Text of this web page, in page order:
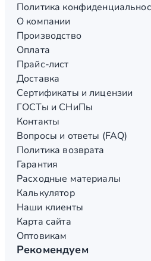
Политика
О компании
Производство
Оплата
Прайс-лист
Доставка
Сертификаты и лицензии
ГОСТы и СНиПы
Контакты
Вопросы и ответы (FAQ)
Политика возврата
Гарантия
Расходные материалы
Калькулятор
Наши клиенты
Карта сайта
Оптовикам
Рекомендуем